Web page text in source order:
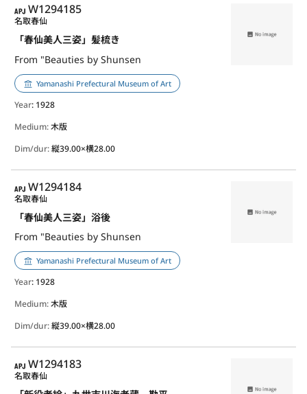
APJ
W1294185
「春仙美人三姿」髪梳き
From "Beauties by Shunsen
名取春仙
Yamanashi Prefectural Museum of Art
Year: 1928
Medium:木版
Dim/dur:縦39.00×横28.00
APJ
W1294184
「春仙美人三姿」浴後
From "Beauties by Shunsen
名取春仙
Yamanashi Prefectural Museum of Art
Year: 1928
Medium:木版
Dim/dur:縦39.00×横28.00
APJ
W1294183
名取春仙